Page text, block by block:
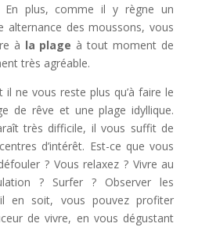
En plus, comme il y règne un
alternance des moussons, vous
à la plage à tout moment de
très agréable.
reste plus qu’à faire le
de rêve et une plage idyllique.
très difficile, il vous suffit de
d’intérêt. Est-ce que vous
? Vous relaxez ? Vivre au
? Surfer ? Observer les
en soit, vous pouvez profiter
de vivre, en vous dégustant